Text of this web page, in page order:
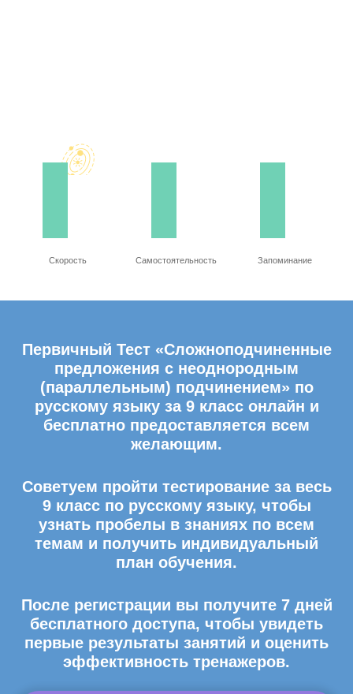
Скорость Самостоятельность Запоминание
Первичный Тест «Сложноподчиненные
предложения с неоднородным
(параллельным) подчинением» по
русскому языку за 9 класс онлайн и
бесплатно предоставляется всем
желающим.
Советуем пройти тестирование за весь
9 класс по русскому языку, чтобы
узнать пробелы в знаниях по всем
темам и получить индивидуальный
план обучения.
После регистрации вы получите 7 дней
бесплатного доступа, чтобы увидеть
первые результаты занятий и оценить
эффективность тренажеров.